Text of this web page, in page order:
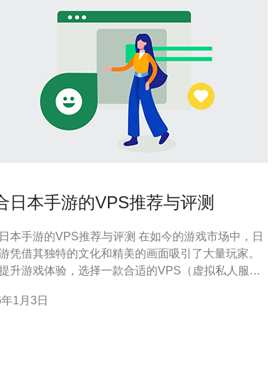
日本手游的VPS推荐与评测
游的VPS推荐与评测 在如今的游戏市场中，日
凭借其独特的文化和精美的画面吸引了大量玩家。
升游戏体验，选择一款合适的VPS（虚拟私人服务
并进行详尽的评测，帮助您找到最佳选择。 以下是
1月3日